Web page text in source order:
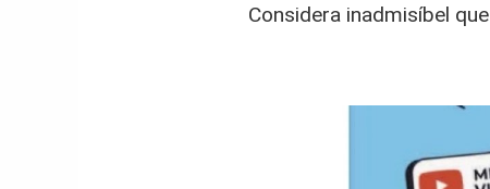
Considera inadmisíbel